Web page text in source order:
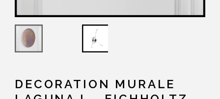
DECORATION MURALE